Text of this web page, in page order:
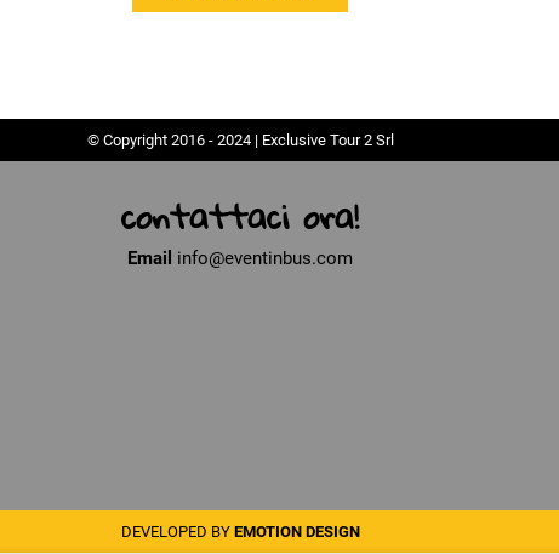
© Copyright 2016 - 2024 | Exclusive Tour 2 Srl
contattaci ora!
Email info@eventinbus.com
DEVELOPED BY EMOTION DESIGN